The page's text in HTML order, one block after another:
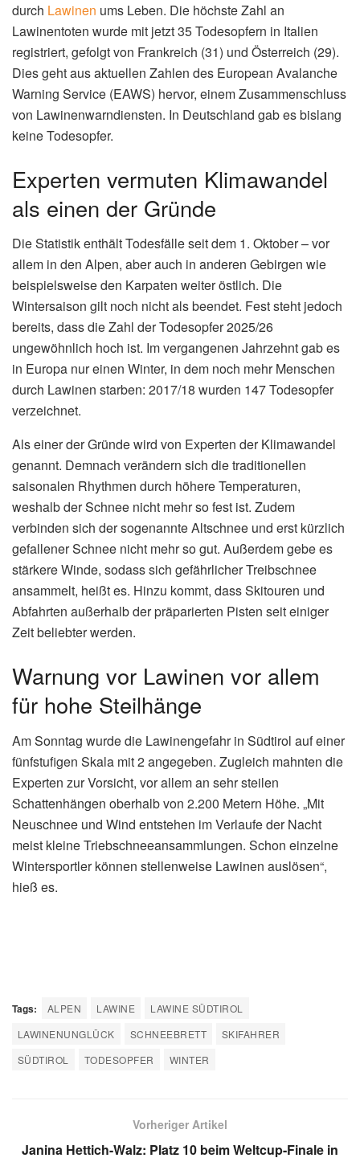
durch Lawinen ums Leben. Die höchste Zahl an
Lawinentoten wurde mit jetzt 35 Todesopfern in Italien
registriert, gefolgt von Frankreich (31) und Österreich (29).
Dies geht aus aktuellen Zahlen des European Avalanche
Warning Service (EAWS) hervor, einem Zusammenschluss
von Lawinenwarndiensten. In Deutschland gab es bislang
keine Todesopfer.
Experten vermuten Klimawandel
als einen der Gründe
Die Statistik enthält Todesfälle seit dem 1. Oktober – vor
allem in den Alpen, aber auch in anderen Gebirgen wie
beispielsweise den Karpaten weiter östlich. Die
Wintersaison gilt noch nicht als beendet. Fest steht jedoch
bereits, dass die Zahl der Todesopfer 2025/26
ungewöhnlich hoch ist. Im vergangenen Jahrzehnt gab es
in Europa nur einen Winter, in dem noch mehr Menschen
durch Lawinen starben: 2017/18 wurden 147 Todesopfer
verzeichnet.
Als einer der Gründe wird von Experten der Klimawandel
genannt. Demnach verändern sich die traditionellen
saisonalen Rhythmen durch höhere Temperaturen,
weshalb der Schnee nicht mehr so fest ist. Zudem
verbinden sich der sogenannte Altschnee und erst kürzlich
gefallener Schnee nicht mehr so gut. Außerdem gebe es
stärkere Winde, sodass sich gefährlicher Treibschnee
ansammelt, heißt es. Hinzu kommt, dass Skitouren und
Abfahrten außerhalb der präparierten Pisten seit einiger
Zeit beliebter werden.
Warnung vor Lawinen vor allem
für hohe Steilhänge
Am Sonntag wurde die Lawinengefahr in Südtirol auf einer
fünfstufigen Skala mit 2 angegeben. Zugleich mahnten die
Experten zur Vorsicht, vor allem an sehr steilen
Schattenhängen oberhalb von 2.200 Metern Höhe. „Mit
Neuschnee und Wind entstehen im Verlaufe der Nacht
meist kleine Triebschneeansammlungen. Schon einzelne
Wintersportler können stellenweise Lawinen auslösen“,
hieß es.
Tags: ALPEN LAWINE
LAWINE SÜDTIROL
LAWINENUNGLÜCK
SCHNEEBRETT
SKIFAHRER
SÜDTIROL
TODESOPFER WINTER
Vorheriger Artikel
Janina Hettich-Walz: Platz 10 beim Weltcup-Finale in